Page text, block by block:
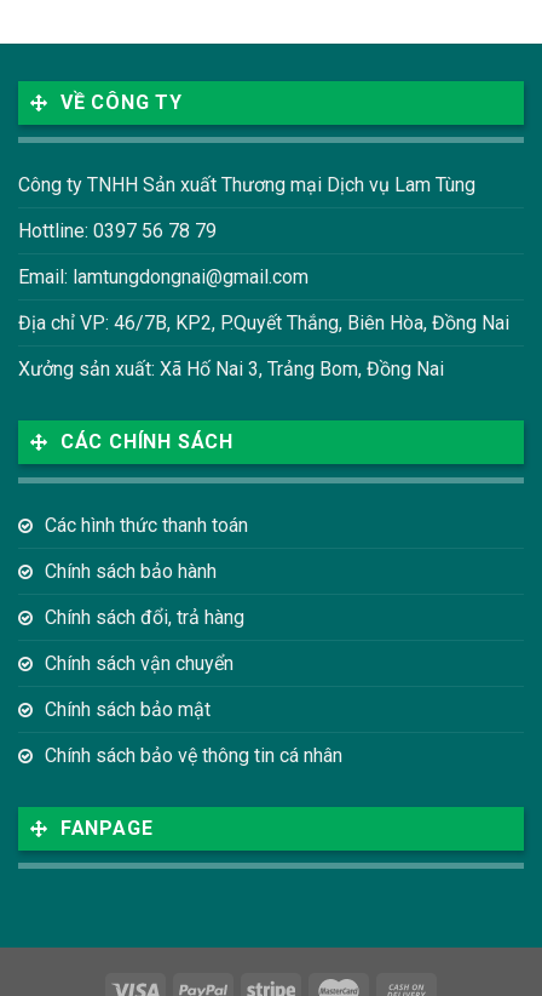
VỀ CÔNG TY
Công ty TNHH Sản xuất Thương mại Dịch vụ Lam Tùng
Hottline: 0397 56 78 79
Email: lamtungdongnai@gmail.com
Địa chỉ VP: 46/7B, KP2, P.Quyết Thắng, Biên Hòa, Đồng Nai
Xưởng sản xuất: Xã Hố Nai 3, Trảng Bom, Đồng Nai
CÁC CHÍNH SÁCH
Các hình thức thanh toán
Chính sách bảo hành
Chính sách đổi, trả hàng
Chính sách vận chuyển
Chính sách bảo mật
Chính sách bảo vệ thông tin cá nhân
FANPAGE